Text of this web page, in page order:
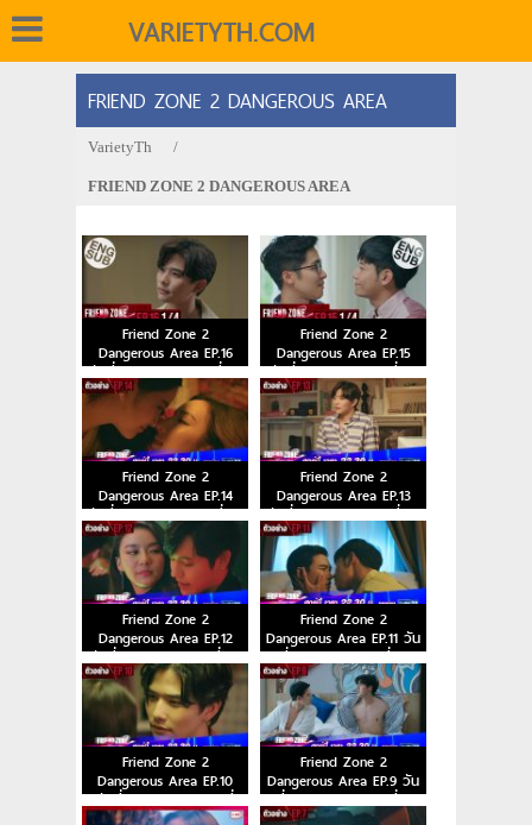
VARIETYTH.COM
FRIEND ZONE 2 DANGEROUS AREA
VarietyTh /
FRIEND ZONE 2 DANGEROUS AREA
Friend Zone 2
Dangerous Area EP.16
วันที่ 15 ม.ค. 64 ตอนที่ 16
Friend Zone 2
Dangerous Area EP.15
วันที่ 8 ม.ค. 64 ตอนที่ 15
Friend Zone 2
Dangerous Area EP.14
วันที่ 25 ธ.ค. 63 ตอนที่ 14
Friend Zone 2
Dangerous Area EP.13
วันที่ 18 ธ.ค. 63 ตอนที่ 13
Friend Zone 2
Dangerous Area EP.12
วันที่ 11 ธ.ค. 63 ตอนที่ 12
Friend Zone 2
Dangerous Area EP.11 วัน
ที่ 4 ธ.ค. 63 ตอนที่ 11
Friend Zone 2
Dangerous Area EP.10
วันที่ 27 พ.ย. 63 ตอนที่
10
Friend Zone 2
Dangerous Area EP.9 วัน
ที่ 20 พ.ย. 63 ตอนที่ 9